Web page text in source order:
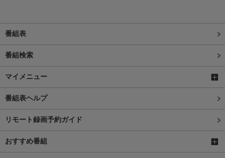
番組表
番組検索
マイメニュー
番組表ヘルプ
リモート録画予約ガイド
おすすめ番組